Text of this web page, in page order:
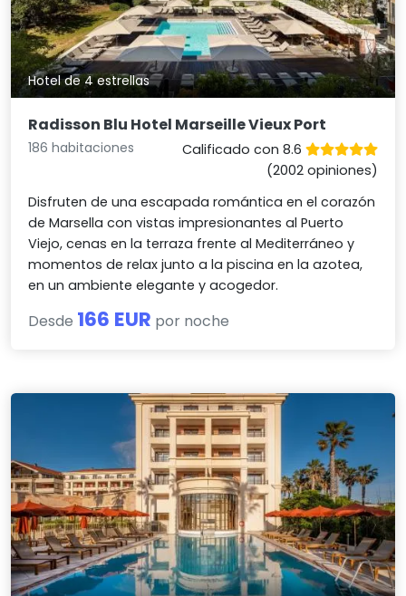
Hotel de 4 estrellas
Radisson Blu Hotel Marseille Vieux Port
186 habitaciones
Calificado con 8.6
(2002 opiniones)
Disfruten de una escapada romántica en el corazón
de Marsella con vistas impresionantes al Puerto
Viejo, cenas en la terraza frente al Mediterráneo y
momentos de relax junto a la piscina en la azotea,
en un ambiente elegante y acogedor.
Desde 166 EUR por noche